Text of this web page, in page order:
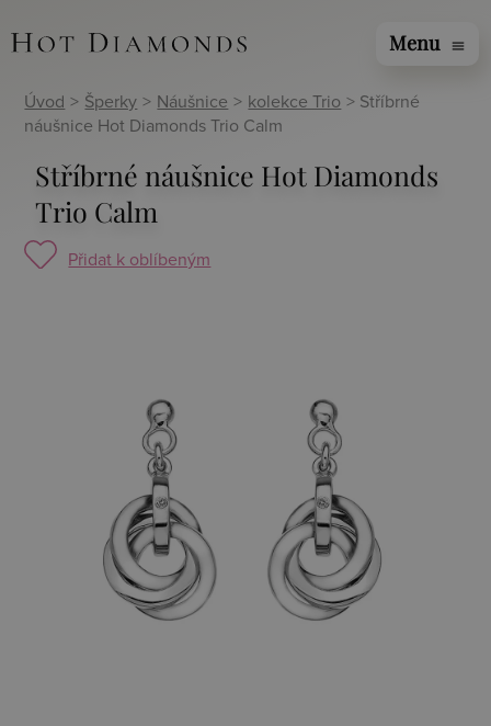
Menu menu
Úvod > Šperky > Náušnice > kolekce Trio > Stříbrné
náušnice Hot Diamonds Trio Calm
Stříbrné náušnice Hot Diamonds
Trio Calm
Přidat k oblíbeným